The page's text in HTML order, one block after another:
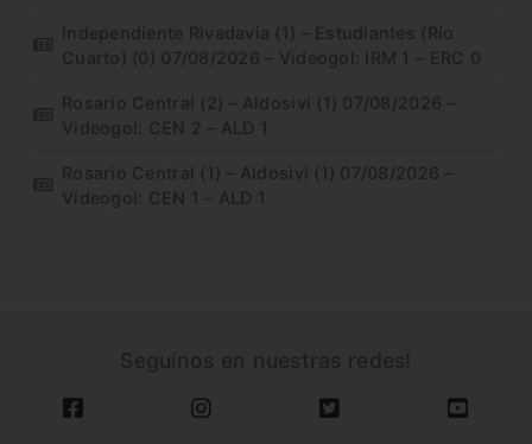
Independiente Rivadavia (1) – Estudiantes (Río
Cuarto) (0) 07/08/2026 – Videogol: IRM 1 – ERC 0
Rosario Central (2) – Aldosivi (1) 07/08/2026 –
Videogol: CEN 2 – ALD 1
Rosario Central (1) – Aldosivi (1) 07/08/2026 –
Videogol: CEN 1 – ALD 1